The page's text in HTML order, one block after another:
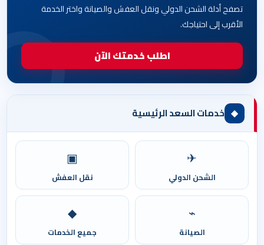
تصفح أدلة الشحن الدولي ونقل العفش والصيانة واختر الخدمة
الأقرب إلى احتياجك.
اطلب خدمتك الآن
◆ خدمات السعد الرئيسية
✈
الشحن الدولي
▣
نقل العفش
⌁
الصيانة
◆
جميع الخدمات